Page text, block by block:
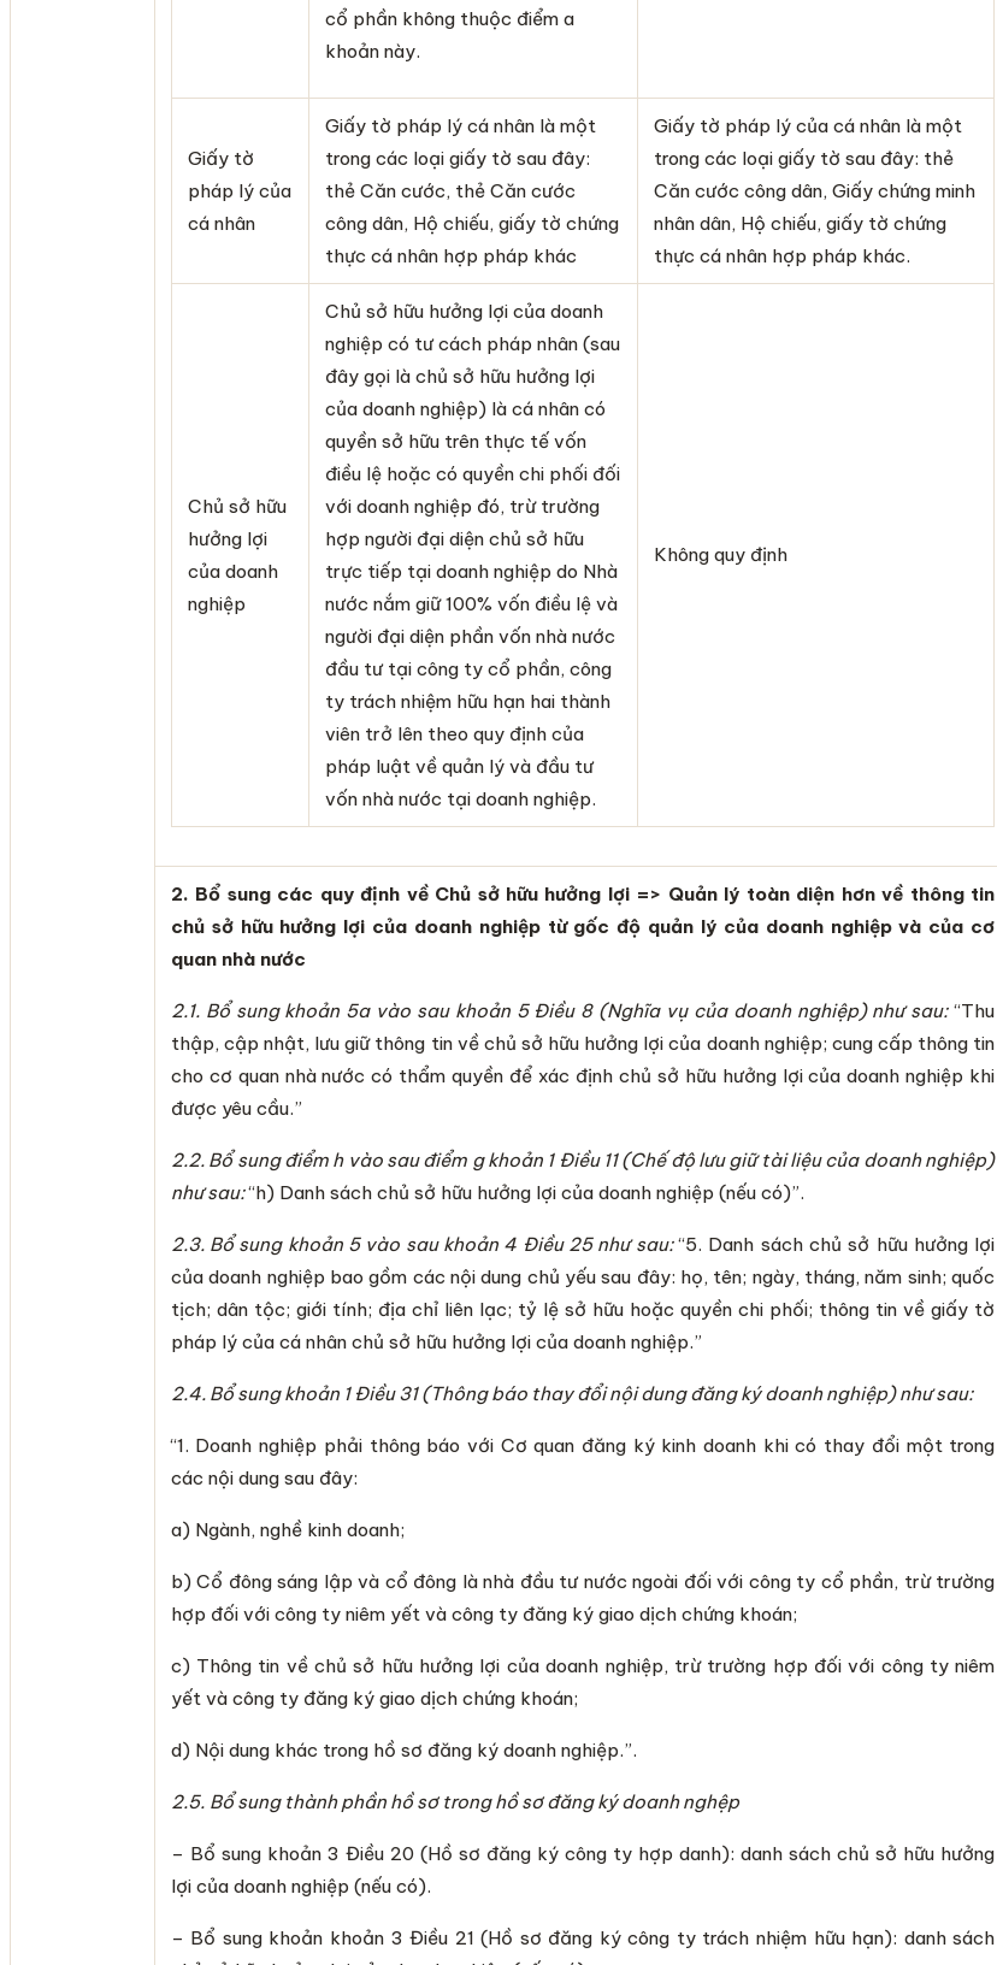
cổ phần không thuộc điểm a
khoản này.
Giấy tờ
pháp lý của
cá nhân
Giấy tờ pháp lý cá nhân là một
trong các loại giấy tờ sau đây:
thẻ Căn cước, thẻ Căn cước
công dân, Hộ chiếu, giấy tờ chứng
thực cá nhân hợp pháp khác
Giấy tờ pháp lý của cá nhân là một
trong các loại giấy tờ sau đây: thẻ
Căn cước công dân, Giấy chứng minh
nhân dân, Hộ chiếu, giấy tờ chứng
thực cá nhân hợp pháp khác.
Chủ sở hữu
hưởng lợi
của doanh
nghiệp
Chủ sở hữu hưởng lợi của doanh
nghiệp có tư cách pháp nhân (sau
đây gọi là chủ sở hữu hưởng lợi
của doanh nghiệp) là cá nhân có
quyền sở hữu trên thực tế vốn
điều lệ hoặc có quyền chi phối đối
với doanh nghiệp đó, trừ trường
hợp người đại diện chủ sở hữu
trực tiếp tại doanh nghiệp do Nhà
nước nắm giữ 100% vốn điều lệ và
người đại diện phần vốn nhà nước
đầu tư tại công ty cổ phần, công
ty trách nhiệm hữu hạn hai thành
viên trở lên theo quy định của
pháp luật về quản lý và đầu tư
vốn nhà nước tại doanh nghiệp.
Không quy định
2. Bổ sung các quy định về Chủ sở hữu hưởng lợi=> Quản lý toàn diện hơn về thông tin
chủ sở hữu hưởng lợi của doanh nghiệp từ gốc độ quản lý của doanh nghiệp và của cơ
quan nhà nước
2.1. Bổ sung khoản 5a vào sau khoản 5 Điều 8 (Nghĩa vụ của doanh nghiệp) như sau:“Thu
thập, cập nhật, lưu giữ thông tin về chủ sở hữu hưởng lợi của doanh nghiệp; cung cấp thông tin
cho cơ quan nhà nước có thẩm quyền để xác định chủ sở hữu hưởng lợi của doanh nghiệp khi
được yêu cầu.”
2.2. Bổ sung điểm h vào sau điểm g khoản 1 Điều 11 (Chế độ lưu giữ tài liệu của doanh nghiệp)
như sau:“h) Danh sách chủ sở hữu hưởng lợi của doanh nghiệp (nếu có)”.
2.3. Bổ sung khoản 5 vào sau khoản 4 Điều 25 như sau:“5. Danh sách chủ sở hữu hưởng lợi
của doanh nghiệp bao gồm các nội dung chủ yếu sau đây: họ, tên; ngày, tháng, năm sinh; quốc
tịch; dân tộc; giới tính; địa chỉ liên lạc; tỷ lệ sở hữu hoặc quyền chi phối; thông tin về giấy tờ
pháp lý của cá nhân chủ sở hữu hưởng lợi của doanh nghiệp.”
2.4. Bổ sung khoản 1 Điều 31 (Thông báo thay đổi nội dung đăng ký doanh nghiệp) như sau:
“1. Doanh nghiệp phải thông báo với Cơ quan đăng ký kinh doanh khi có thay đổi một trong
các nội dung sau đây:
a) Ngành, nghề kinh doanh;
b) Cổ đông sáng lập và cổ đông là nhà đầu tư nước ngoài đối với công ty cổ phần, trừ trường
hợp đối với công ty niêm yết và công ty đăng ký giao dịch chứng khoán;
c) Thông tin về chủ sở hữu hưởng lợi của doanh nghiệp, trừ trường hợp đối với công ty niêm
yết và công ty đăng ký giao dịch chứng khoán;
d) Nội dung khác trong hồ sơ đăng ký doanh nghiệp.”.
2.5. Bổ sung thành phần hồ sơ trong hồ sơ đăng ký doanh nghệp
– Bổ sung khoản 3 Điều 20 (Hồ sơ đăng ký công ty hợp danh): danh sách chủ sở hữu hưởng
lợi của doanh nghiệp (nếu có).
– Bổ sung khoản khoản 3 Điều 21 (Hồ sơ đăng ký công ty trách nhiệm hữu hạn): danh sách